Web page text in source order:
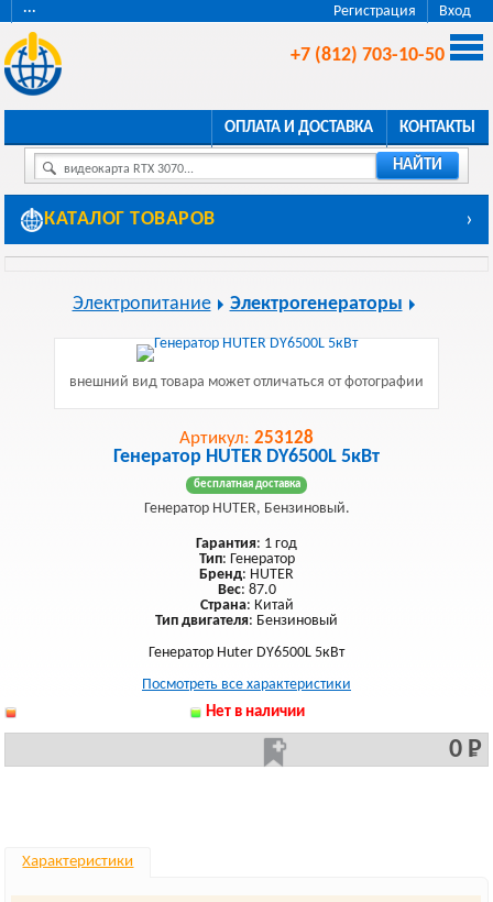
Регистрация Вход
···
+7 (812) 703-10-50
ОПЛАТА И ДОСТАВКА КОНТАКТЫ
видеокарта RTX 3070... НАЙТИ
КАТАЛОГ ТОВАРОВ ›
Электропитание Электрогенераторы
внешний вид товара может отличаться от фотографии
Артикул: 253128
Генератор HUTER DY6500L 5кВт
бесплатная доставка
Генератор HUTER, Бензиновый.
Гарантия: 1 год
Тип: Генератор
Бренд: HUTER
Вес: 87.0
Страна: Китай
Тип двигателя: Бензиновый
Генератор Huter DY6500L 5кВт
Посмотреть все характеристики
Нет в наличии
0 Р
Характеристики